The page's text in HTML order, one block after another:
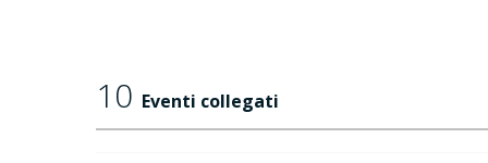
10 Eventi collegati